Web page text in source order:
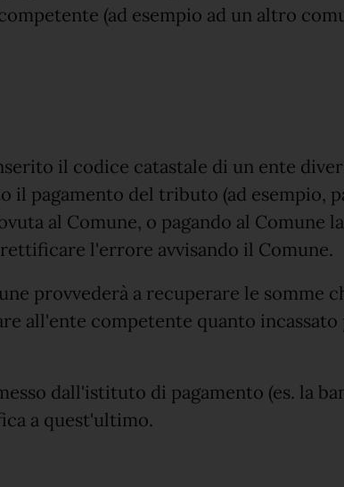
(ad esempio ad un altro
il codice catastale di un ente
il pagamento del tributo (ad esempio,
al Comune, o pagando al Comune
l'errore avvisando il Comune.
provvederà a recuperare le somme
all'ente competente quanto incassato
dall'istituto di pagamento (es. la
a quest'ultimo.